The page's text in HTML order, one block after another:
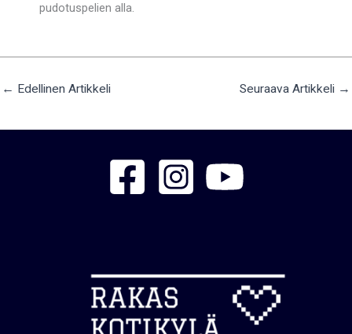
pudotuspelien alla.
← Edellinen Artikkeli Seuraava Artikkeli →